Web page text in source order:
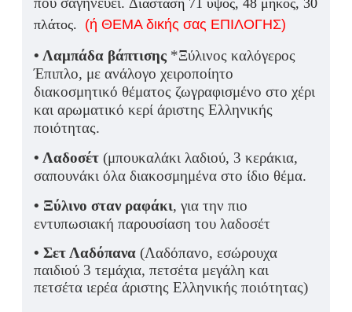
Διάσταση 71 ύψος, 48 μήκος, 30
πλάτος. (ή ΘΕΜΑ δικής σας ΕΠΙΛΟΓΗΣ)
• Λαμπάδα βάπτισης *Ξύλινος καλόγερος
Έπιπλο, με ανάλογο χειροποίητο
διακοσμητικό θέματος ζωγραφισμένο στο χέρι
και αρωματικό κερί άριστης Ελληνικής
ποιότητας.
• Λαδοσέτ (μπουκαλάκι λαδιού, 3 κεράκια,
σαπουνάκι όλα διακοσμημένα στο ίδιο θέμα.
• Ξύλινο σταν ραφάκι, για την πιο
εντυπωσιακή παρουσίαση του λαδοσέτ
• Σετ Λαδόπανα (Λαδόπανο, εσώρουχα
παιδιού 3 τεμάχια, πετσέτα μεγάλη και
πετσέτα ιερέα άριστης Ελληνικής ποιότητας)